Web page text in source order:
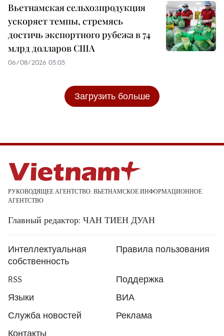
Вьетнамская сельхозпродукция
ускоряет темпы, стремясь
достичь экспортного рубежа в 74
млрд долларов США
06/08/2026 05:05
Загрузить больше
РУКОВОДЯЩЕЕ АГЕНТСТВО: ВЬЕТНАМСКОЕ ИНФОРМАЦИОННОЕ
АГЕНТСТВО
Главный редактор: ЧАН ТИЕН ДУАН
Интеллектуальная
собственность
Правила пользования
RSS
Поддержка
Языки
ВИА
Служба новостей
Реклама
Контакты